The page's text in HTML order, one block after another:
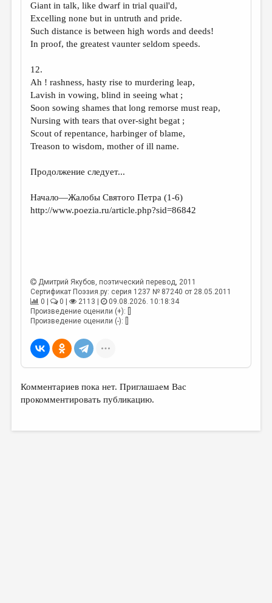
Giant in talk, like dwarf in trial quail'd,
Excelling none but in untruth and pride.
Such distance is between high words and deeds!
In proof, the greatest vaunter seldom speeds.
12.
Ah ! rashness, hasty rise to murdering leap,
Lavish in vowing, blind in seeing what ;
Soon sowing shames that long remorse must reap,
Nursing with tears that over-sight begat ;
Scout of repentance, harbinger of blame,
Treason to wisdom, mother of ill name.
Продолжение следует...
Начало—Жалобы Святого Петра (1-6)
http://www.poezia.ru/article.php?sid=86842
Дмитрий Якубов, поэтический перевод, 2011
Сертификат Поэзия.ру: серия 1237 № 87240 от 28.05.2011
0 |
0 | 2113 |
09.08.2026. 10:18:34
Произведение оценили (+): []
Произведение оценили (-): []
Комментариев пока нет. Приглашаем Вас
прокомментировать публикацию.